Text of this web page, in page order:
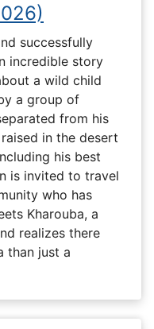
successfully
incredible story
a wild child
a group of
from his
in the desert
his best
is invited to travel
who has
Kharouba, a
realizes there
than just a